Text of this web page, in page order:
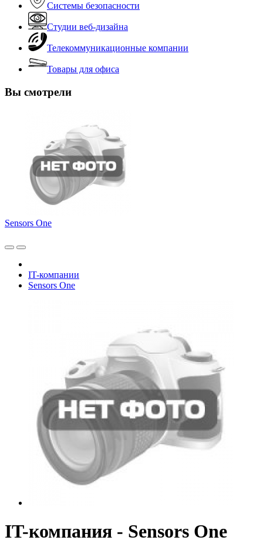
Системы безопасности
Студии веб-дизайна
Телекоммуникационные компании
Товары для офиса
Вы смотрели
Sensors One
IT-компании
Sensors One
IT-компания - Sensors One